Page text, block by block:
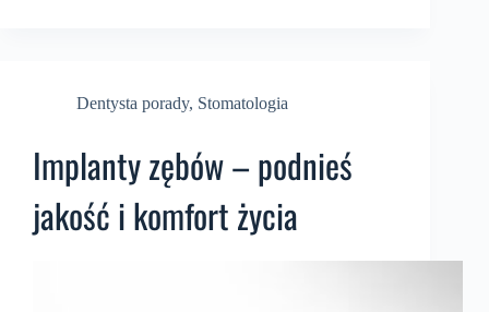
Dentysta porady, Stomatologia
Implanty zębów – podnieś
jakość i komfort życia